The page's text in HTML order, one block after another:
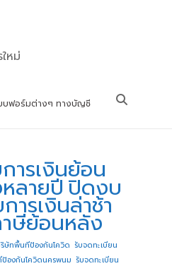
หม่
บฟอร์มต่างๆ ทางบัญชี
ารเงินย้อน
ลายปี ปิดงบ
ารเงินล่าช้า
ษีย้อนหลัง
ษัทพื้นทีป้องกันโควิด รับจดทะเบียน
องกันโควิดนครพนม รับจดทะเบียน